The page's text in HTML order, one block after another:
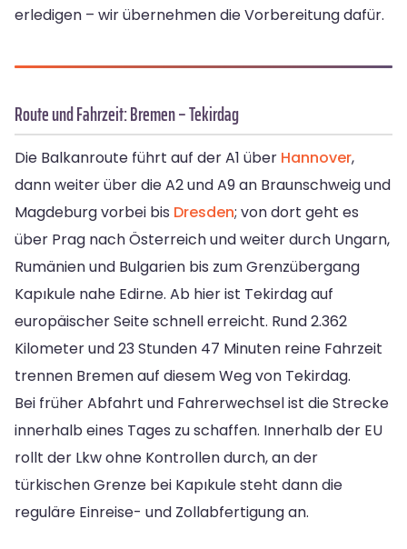
erledigen – wir übernehmen die Vorbereitung dafür.
Route und Fahrzeit: Bremen – Tekirdag
Die Balkanroute führt auf der A1 über Hannover,
dann weiter über die A2 und A9 an Braunschweig und
Magdeburg vorbei bis Dresden; von dort geht es
über Prag nach Österreich und weiter durch Ungarn,
Rumänien und Bulgarien bis zum Grenzübergang
Kapıkule nahe Edirne. Ab hier ist Tekirdag auf
europäischer Seite schnell erreicht. Rund 2.362
Kilometer und 23 Stunden 47 Minuten reine Fahrzeit
trennen Bremen auf diesem Weg von Tekirdag.
Bei früher Abfahrt und Fahrerwechsel ist die Strecke
innerhalb eines Tages zu schaffen. Innerhalb der EU
rollt der Lkw ohne Kontrollen durch, an der
türkischen Grenze bei Kapıkule steht dann die
reguläre Einreise- und Zollabfertigung an.